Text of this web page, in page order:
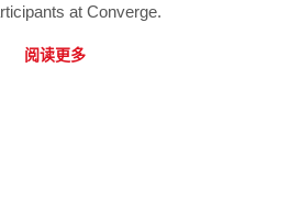
at Converge.
阅读更多